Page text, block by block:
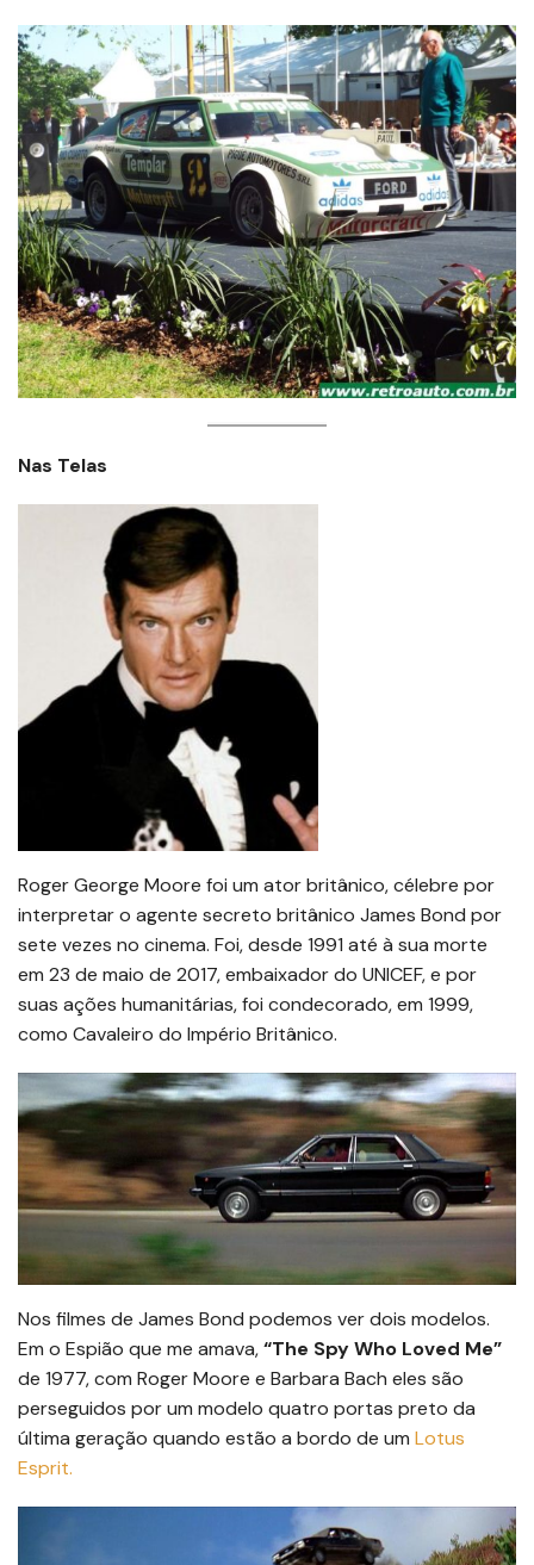
Nas Telas
Roger George Moore foi um ator britânico, célebre por
interpretar o agente secreto britânico James Bond por
sete vezes no cinema. Foi, desde 1991 até à sua morte
em 23 de maio de 2017, embaixador do UNICEF, e por
suas ações humanitárias, foi condecorado, em 1999,
como Cavaleiro do Império Britânico.
Nos filmes de James Bond podemos ver dois modelos.
Em o Espião que me amava,“The Spy Who Loved Me”
de 1977, com Roger Moore e Barbara Bach eles são
perseguidos por um modelo quatro portas preto da
última geração quando estão a bordo de um Lotus
Esprit.